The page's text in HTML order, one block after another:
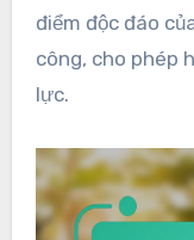
điểm độc đáo
công, cho phép
lực.